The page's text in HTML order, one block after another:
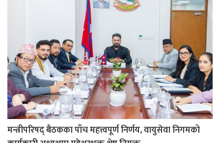
मन्त्रीपरिषद् बैठकका पाँच महत्त्वपूर्ण निर्णय, वायुसेवा निगमको